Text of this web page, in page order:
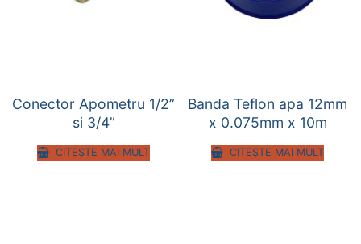
Conector Apometru 1/2”
si 3/4”
CITEȘTE MAI MULT
Banda Teflon apa 12mm
x 0.075mm x 10m
CITEȘTE MAI MULT